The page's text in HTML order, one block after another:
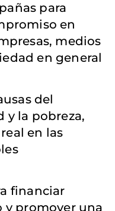
para
en
medios
en general
del
y la pobreza,
en las
financiar
y promover una